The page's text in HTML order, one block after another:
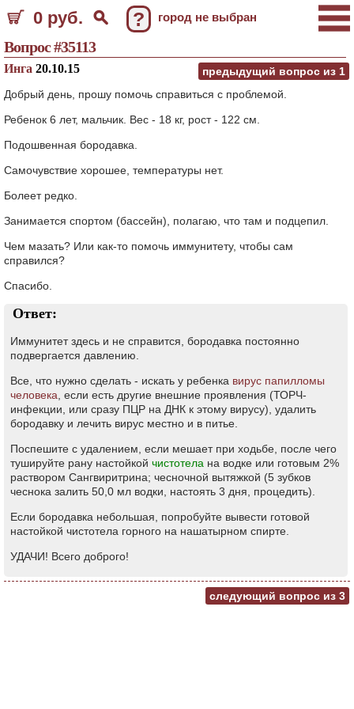
0 руб. ? город не выбран
Вопрос #35113
предыдущий вопрос из 1
Инга 20.10.15
Добрый день, прошу помочь справиться с проблемой.
Ребенок 6 лет, мальчик. Вес - 18 кг, рост - 122 см.
Подошвенная бородавка.
Самочувствие хорошее, температуры нет.
Болеет редко.
Занимается спортом (бассейн), полагаю, что там и подцепил.
Чем мазать? Или как-то помочь иммунитету, чтобы сам
справился?
Спасибо.
Ответ:
Иммунитет здесь и не справится, бородавка постоянно
подвергается давлению.
Все, что нужно сделать - искать у ребенка вирус папилломы
человека , если есть другие внешние проявления (ТОРЧ-
инфекции, или сразу ПЦР на ДНК к этому вирусу), удалить
бородавку и лечить вирус местно и в питье.
Поспешите с удалением, если мешает при ходьбе, после чего
тушируйте рану настойкой чистотела на водке или готовым 2%
раствором Сангвиритрина; чесночной вытяжкой (5 зубков
чеснока залить 50,0 мл водки, настоять 3 дня, процедить).
Если бородавка небольшая, попробуйте вывести готовой
настойкой чистотела горного на нашатырном спирте.
УДАЧИ! Всего доброго!
следующий вопрос из 3